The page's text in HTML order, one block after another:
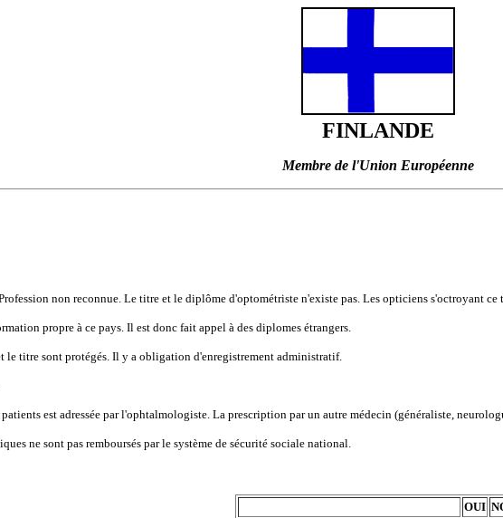
FINLANDE
Membre de l'Union Européenne
non reconnue. Le titre et le diplôme d'optométriste n'existe pas. Les opticiens s'octroyant
propre à ce pays. Il est donc fait appel à des diplomes étrangers.
le titre sont protégés. Il y a obligation d'enregistrement administratif.
est adressée par l'ophtalmologiste. La prescription par un autre médecin (généraliste,
ne sont pas remboursés par le système de sécurité sociale national.
OUI